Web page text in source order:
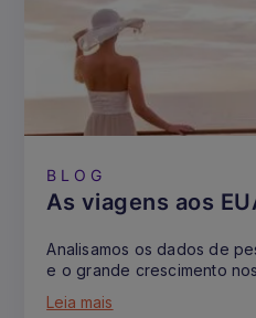
BLOG
As viagens aos
Analisamos os dados de
e o grande crescimento
Leia mais